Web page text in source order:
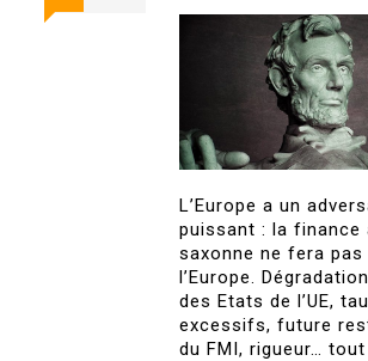
L’Europe a un
puissant : la finance
saxonne ne fera pas
l’Europe.
des Etats de l’UE,
excessifs, future
du FMI, rigueur…